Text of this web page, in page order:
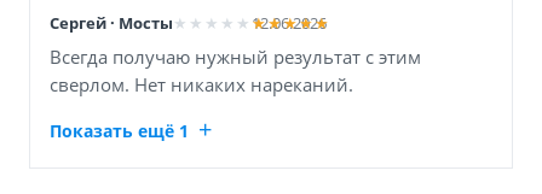
Сергей · Мосты 12.06.2026
Всегда получаю нужный результат с этим
сверлом. Нет никаких нареканий.
Показать ещё 1